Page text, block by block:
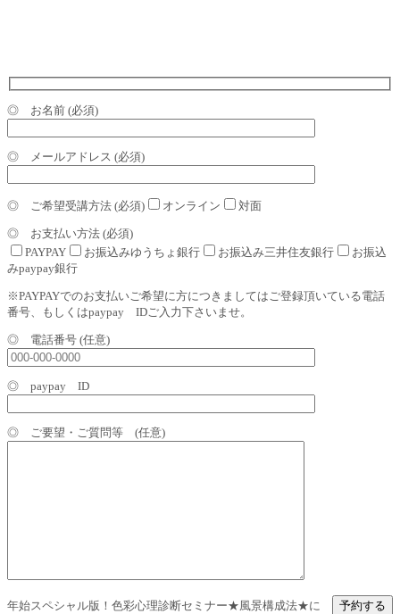
◎ お名前 (必須)
◎ メールアドレス (必須)
◎ ご希望受講方法 (必須) オンライン 対面
◎ お支払い方法 (必須)
PAYPAY
お振込みゆうちょ銀行 お振込み三井住友銀行
お振込
みpaypay銀行
※PAYPAYでのお支払いご希望に方につきましてはご登録頂いている電話
番号、もしくはpaypay IDご入力下さいませ。
◎ 電話番号 (任意)
◎ paypay ID
◎ ご要望・ご質問等 (任意)
年始スペシャル版！色彩心理診断セミナー★風景構成法★に